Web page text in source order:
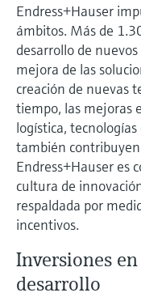
Endress+Hauser
ámbitos. Más de
desarrollo de
mejora de las
creación de nuevas
tiempo, las mejoras
logística,
también
Endress+Hauser es
cultura de
respaldada por
incentivos.
Inversiones
desarrollo